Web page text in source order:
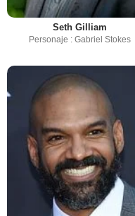
Seth Gilliam
Personaje : Gabriel Stokes